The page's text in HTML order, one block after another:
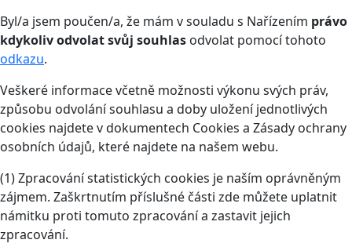
Byl/a jsem poučen/a, že mám v souladu s Nařízením právo
kdykoliv odvolat svůj souhlas odvolat pomocí tohoto
odkazu.
Veškeré informace včetně možnosti výkonu svých práv,
způsobu odvolání souhlasu a doby uložení jednotlivých
cookies najdete v dokumentech Cookies a Zásady ochrany
osobních údajů, které najdete na našem webu.
(1) Zpracování statistických cookies je naším oprávněným
zájmem. Zaškrtnutím příslušné části zde můžete uplatnit
námitku proti tomuto zpracování a zastavit jejich
zpracování.